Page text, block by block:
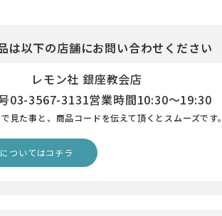
は以下の店舗にお問い合わせください
レモン社 銀座教会店
03-3567-3131営業時間10:30～19:30
見た事と、商品コードを伝えて頂くとスムーズです。
ついてはコチラ